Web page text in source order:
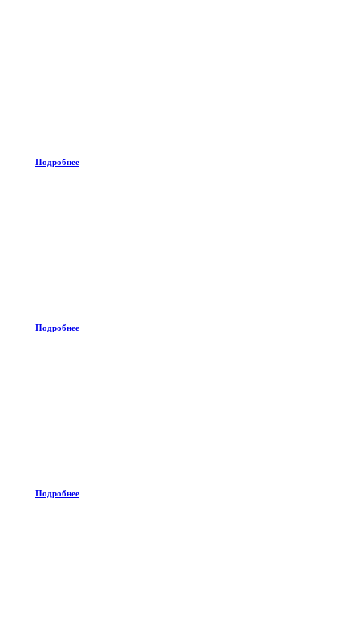
Подробнее
Подробнее
Подробнее